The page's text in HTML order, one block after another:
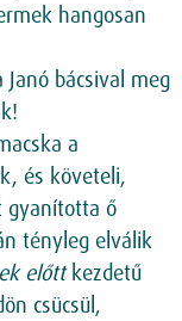
hangosan
bácsival meg
a
és követeli,
gyanította ő
tényleg elválik
előttkezdetű
csücsül,